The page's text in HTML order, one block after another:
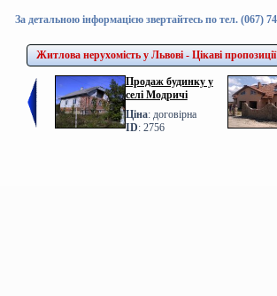
За детальною інформацією звертайтесь по тел. (067)
Житлова нерухомість у Львові - Цікаві пропозиції
Продаж будинку у
селі Модричі
Ціна: договірна
ID: 2756